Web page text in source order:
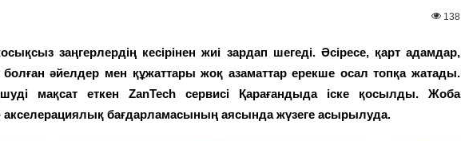
138
заңгерлердің кесірінен жиі зардап шегеді. Әсіресе, қарт адамдар,
болған әйелдер мен құжаттары жоқ азаматтар ерекше осал топқа жатады.
мақсат еткен ZanTech сервисі Қарағандыда іске қосылды. Жоба
акселерациялық бағдарламасының аясында жүзеге асырылуда.